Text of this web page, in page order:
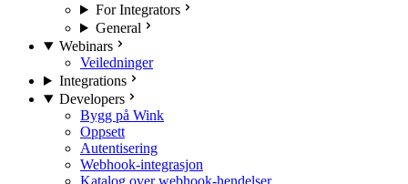
For Integrators
General
Webinars
Veiledninger
Integrations
Developers
Bygg på Wink
Oppsett
Autentisering
Webhook-integrasjon
Katalog over webhook-hendelser